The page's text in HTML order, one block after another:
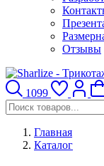
Отзывы
1099
Главная
Каталог